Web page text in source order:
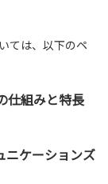
ては、以下のペ
仕組みと特長
ニケーションズ